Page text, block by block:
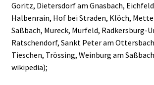
Goritz, Dietersdorf am Gnasbach,
Halbenrain, Hof bei Straden, Klöch,
Saßbach, Mureck, Murfeld, Radkersburg-
Ratschendorf, Sankt Peter am
Tieschen, Trössing, Weinburg am
wikipedia);